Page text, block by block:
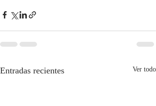
Entradas recientes Ver todo